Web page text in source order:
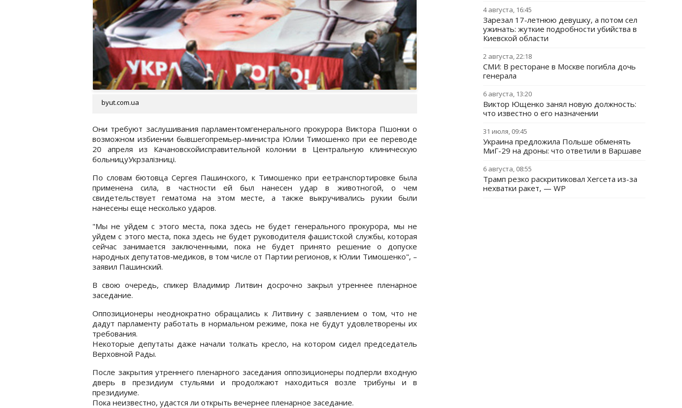
byut.com.ua
Они требуют заслушивания парламентомгенерального прокурора Виктора Пшонки о
возможном избиении бывшегопремьер-министра Юлии Тимошенко при ее переводе
20 апреля из Качановскойисправительной колонии в Центральную клиническую
больницуУкрзалізниці.
По словам бютовца Сергея Пашинского, к Тимошенко при еетранспортировке была
применена сила, в частности ей был нанесен удар в животногой, о чем
свидетельствует гематома на этом месте, а также выкручивались рукии были
нанесены еще несколько ударов.
"Мы не уйдем с этого места, пока здесь не будет генерального прокурора, мы не
уйдем с этого места, пока здесь не будет руководителя фашистской службы, которая
сейчас занимается заключенными, пока не будет принято решение о допуске
народных депутатов-медиков, в том числе от Партии регионов, к Юлии Тимошенко", –
заявил Пашинский.
В свою очередь, спикер Владимир Литвин досрочно закрыл утреннее пленарное
заседание.
Оппозиционеры неоднократно обращались к Литвину с заявлением о том, что не
дадут парламенту работать в нормальном режиме, пока не будут удовлетворены их
требования.
Некоторые депутаты даже начали толкать кресло, на котором сидел председатель
Верховной Рады.
После закрытия утреннего пленарного заседания оппозиционеры подперли входную
дверь в президиум стульями и продолжают находиться возле трибуны и в
президиуме.
Пока неизвестно, удастся ли открыть вечернее пленарное заседание.
4 августа, 16:45
Зарезал 17-летнюю девушку, а потом сел
ужинать: жуткие подробности убийства в
Киевской области
2 августа, 22:18
СМИ: В ресторане в Москве погибла дочь
генерала
6 августа, 13:20
Виктор Ющенко занял новую должность:
что известно о его назначении
31 июля, 09:45
Украина предложила Польше обменять
МиГ-29 на дроны: что ответили в Варшаве
6 августа, 08:55
Трамп резко раскритиковал Хегсета из-за
нехватки ракет, — WP